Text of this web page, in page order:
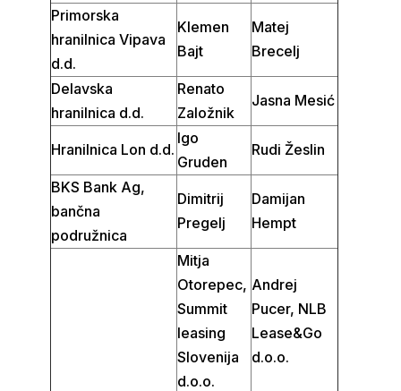
Primorska
hranilnica Vipava
d.d.
Klemen
Bajt
Matej
Brecelj
Delavska
hranilnica d.d.
Renato
Založnik
Jasna Mesić
Hranilnica Lon d.d.
Igo
Gruden
Rudi Žeslin
BKS Bank Ag,
bančna
podružnica
Dimitrij
Pregelj
Damijan
Hempt
Mitja
Otorepec,
Summit
leasing
Slovenija
d.o.o.
Andrej
Pucer, NLB
Lease&Go
d.o.o.